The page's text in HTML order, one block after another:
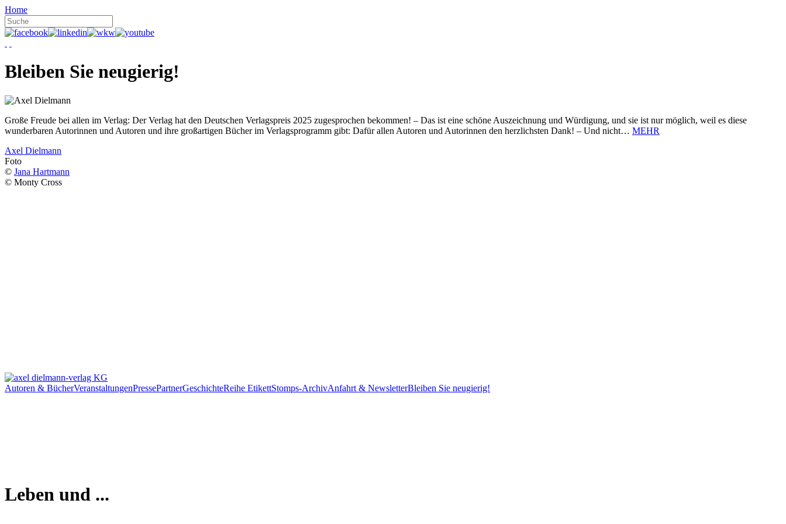
Home
Bleiben Sie neugierig!
Große Freude bei allen im Verlag: Der Verlag hat den Deutschen Verlagspreis 2025 zugesprochen bekommen! – Das ist eine schöne Auszeichnung und Würdigung, und sie ist nur möglich, weil es diese
wunderbaren Autorinnen und Autoren und ihre großartigen Bücher im Verlagsprogramm gibt: Dafür allen Autoren und Autorinnen den herzlichsten Dank! – Und nicht… MEHR
Axel Dielmann
Foto
© Jana Hartmann
© Monty Cross
Autoren & BücherVeranstaltungenPressePartnerGeschichteReihe EtikettStomps-ArchivAnfahrt & NewsletterBleiben Sie neugierig!
Leben und ...